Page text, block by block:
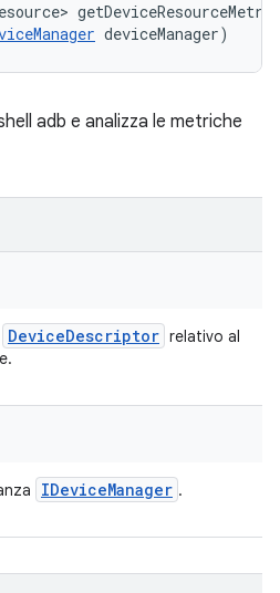
deviceManager)
adb e analizza le metriche
DeviceDescriptor relativo al
IDeviceManager .